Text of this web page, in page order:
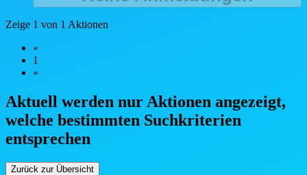
Zeige 1 von 1 Aktionen
«
1
»
Aktuell werden nur Aktionen angezeigt,
welche bestimmten Suchkriterien
entsprechen
Zurück zur Übersicht